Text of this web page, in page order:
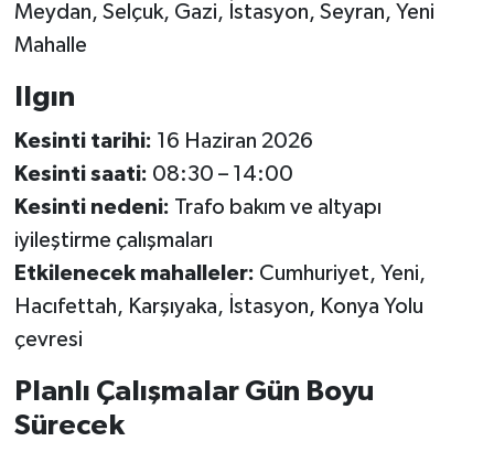
Meydan, Selçuk, Gazi, İstasyon, Seyran, Yeni
Mahalle
Ilgın
Kesinti tarihi: 16 Haziran 2026
Kesinti saati: 08:30 – 14:00
Kesinti nedeni: Trafo bakım ve altyapı
iyileştirme çalışmaları
Etkilenecek mahalleler: Cumhuriyet, Yeni,
Hacıfettah, Karşıyaka, İstasyon, Konya Yolu
çevresi
Planlı Çalışmalar Gün Boyu
Sürecek